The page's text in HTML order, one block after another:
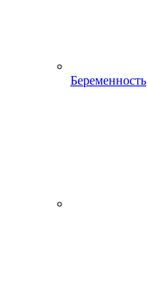
Беременность